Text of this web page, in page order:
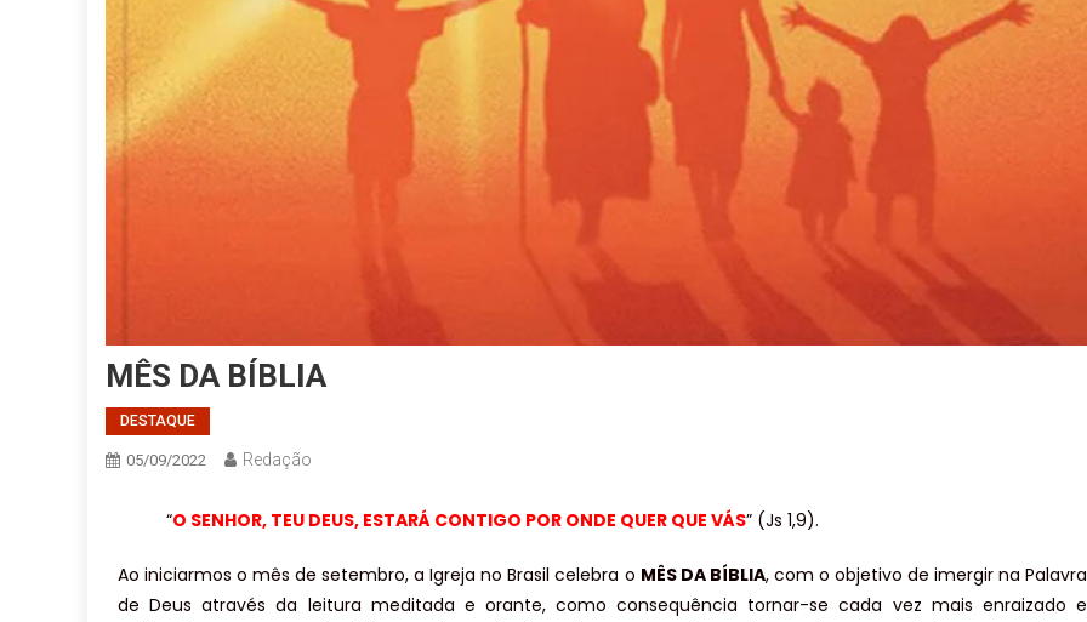
MÊS DA BÍBLIA
DESTAQUE
05/09/2022 Redação
“O SENHOR, TEU DEUS, ESTARÁ CONTIGO POR ONDE QUER QUE VÁS” (Js 1,9).
Ao iniciarmos o mês de setembro, a Igreja no Brasil celebra o MÊS DA BÍBLIA, com o objetivo de imergir na Palavra
de Deus através da leitura meditada e orante, como consequência tornar-se cada vez mais enraizado e